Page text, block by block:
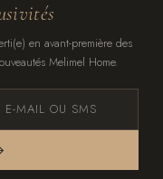
en avant-première des
Melimel Home.
E-MAIL OU SMS